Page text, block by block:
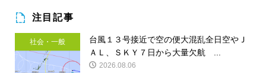
注目記事
社会・一般
台風１３号接近で空の便大混乱全日空やＪ
ＡＬ、ＳＫＹ７日から大量欠航 ...
2026.08.06